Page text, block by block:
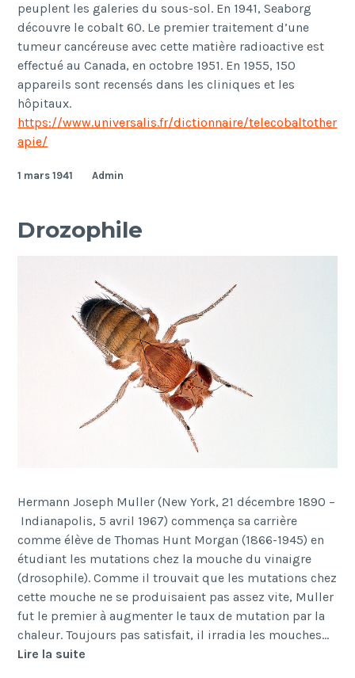
peuplent les galeries du sous-sol. En 1941, Seaborg
découvre le cobalt 60. Le premier traitement d’une
tumeur cancéreuse avec cette matière radioactive est
effectuéau Canada, en octobre 1951. En 1955, 150
appareils sont recensés dans les cliniques et les
hôpitaux.
https://www.universalis.fr/dictionnaire/telecobaltother
apie/
1 mars 1941 Admin
Drozophile
Hermann Joseph Muller (New York, 21 décembre 1890 –
Indianapolis, 5 avril 1967) commença sa carrière
comme élève de Thomas Hunt Morgan (1866-1945) en
étudiant les mutations chez la mouche du vinaigre
(drosophile). Comme il trouvait que les mutations chez
cette mouche ne se produisaient pas assez vite, Muller
fut le premier à augmenter le taux de mutation par la
chaleur. Toujours pas satisfait, il irradia les mouches…
Lire la suite